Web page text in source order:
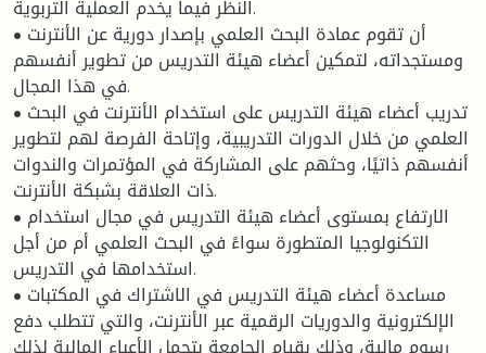
النظر فيما يخدم العملية التربوية.
• أن تقوم عمادة البحث العلمي بإصدار دورية عن الأنترنت
ومستجداته، لتمكين أعضاء هيئة التدريس من تطوير أنفسهم
في هذا المجال.
• تدريب أعضاء هيئة التدريس على استخدام الأنترنت في البحث
العلمي من خلال الدورات التدريبية، وإتاحة الفرصة لهم لتطوير
أنفسهم ذاتيًا، وحثهم على المشاركة في المؤتمرات والندوات
ذات العلاقة بشبكة الأنترنت.
• الارتفاع بمستوى أعضاء هيئة التدريس في مجال استخدام
التكنولوجيا المتطورة سواءً في البحث العلمي أم من أجل
استخدامها في التدريس.
• مساعدة أعضاء هيئة التدريس في الاشتراك في المكتبات
الإلكترونية والدوريات الرقمية عبر الأنترنت، والتي تتطلب دفع